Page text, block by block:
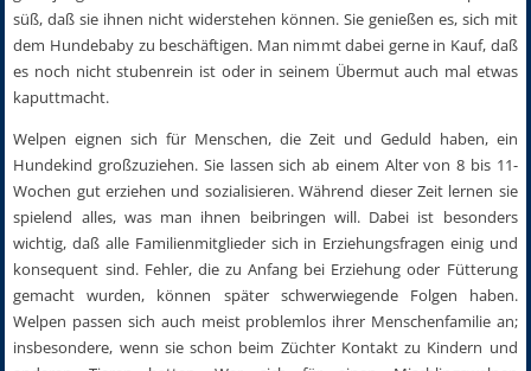
süß, daß sie ihnen nicht widerstehen können. Sie genießen es, sich mit
dem Hundebaby zu beschäftigen. Man nimmt dabei gerne in Kauf, daß
es noch nicht stubenrein ist oder in seinem Übermut auch mal etwas
kaputtmacht.
Welpen eignen sich für Menschen, die Zeit und Geduld haben, ein
Hundekind großzuziehen. Sie lassen sich ab einem Alter von 8 bis 11-
Wochen gut erziehen und sozialisieren. Während dieser Zeit lernen sie
spielend alles, was man ihnen beibringen will. Dabei ist besonders
wichtig, daß alle Familienmitglieder sich in Erziehungsfragen einig und
konsequent sind. Fehler, die zu Anfang bei Erziehung oder Fütterung
gemacht wurden, können später schwerwiegende Folgen haben.
Welpen passen sich auch meist problemlos ihrer Menschenfamilie an;
insbesondere, wenn sie schon beim Züchter Kontakt zu Kindern und